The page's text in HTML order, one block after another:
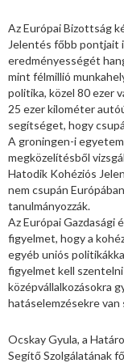
Az Európai Bizottság
Jelentés főbb pontjait
eredményességét
mint félmillió
politika, közel 80 ezer
25 ezer kilométer
segítséget, hogy
A groningen-i
megközelítésből
Hatodik Kohéziós
nem csupán
tanulmányozzák.
Az Európai Gazdasági
figyelmet, hogy a
egyéb uniós
figyelmet kell
középvállalkozásokra
hatáselemzésekre
Ocskay Gyula, a
Segítő Szolgálatának